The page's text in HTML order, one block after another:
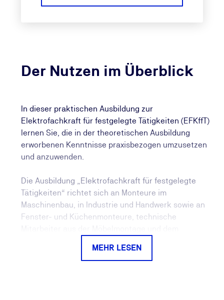
Der Nutzen im Überblick
In dieser praktischen Ausbildung zur
Elektrofachkraft für festgelegte Tätigkeiten (EFKffT)
lernen Sie, die in der theoretischen Ausbildung
erworbenen Kenntnisse praxisbezogen umzusetzen
und anzuwenden.
Die Ausbildung „Elektrofachkraft für festgelegte
Tätigkeiten“ richtet sich an Monteure im
Maschinenbau, in Industrie und Handwerk sowie an
Fenster- und Küchenmonteure, technische
wie an Haustechniker, die im Rahmen ihrer
MEHR LESEN